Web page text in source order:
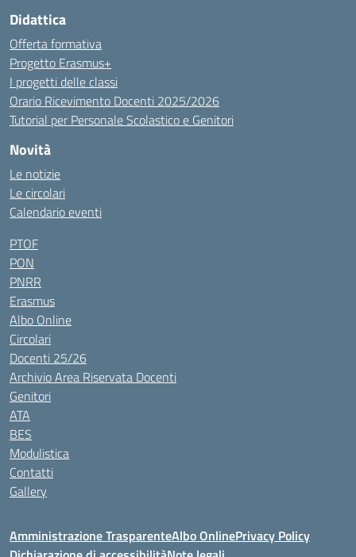
Didattica
Offerta formativa
Progetto Erasmus+
I progetti delle classi
Orario Ricevimento Docenti 2025/2026
Tutorial per Personale Scolastico e Genitori
Novità
Le notizie
Le circolari
Calendario eventi
PTOF
PON
PNRR
Erasmus
Albo Online
Circolari
Docenti 25/26
Archivio Area Riservata Docenti
Genitori
ATA
BES
Modulistica
Contatti
Gallery
Amministrazione TrasparenteAlbo OnlinePrivacy Policy